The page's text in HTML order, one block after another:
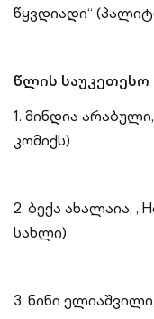
წყვდიადი“
წლის
1. მინდია
კომიქს)
2. ბექა ახალაია,
სახლი)
3. ნინი